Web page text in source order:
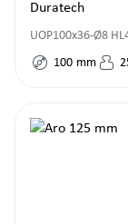
Duratech
UOP100x36-Ø8
100 mm